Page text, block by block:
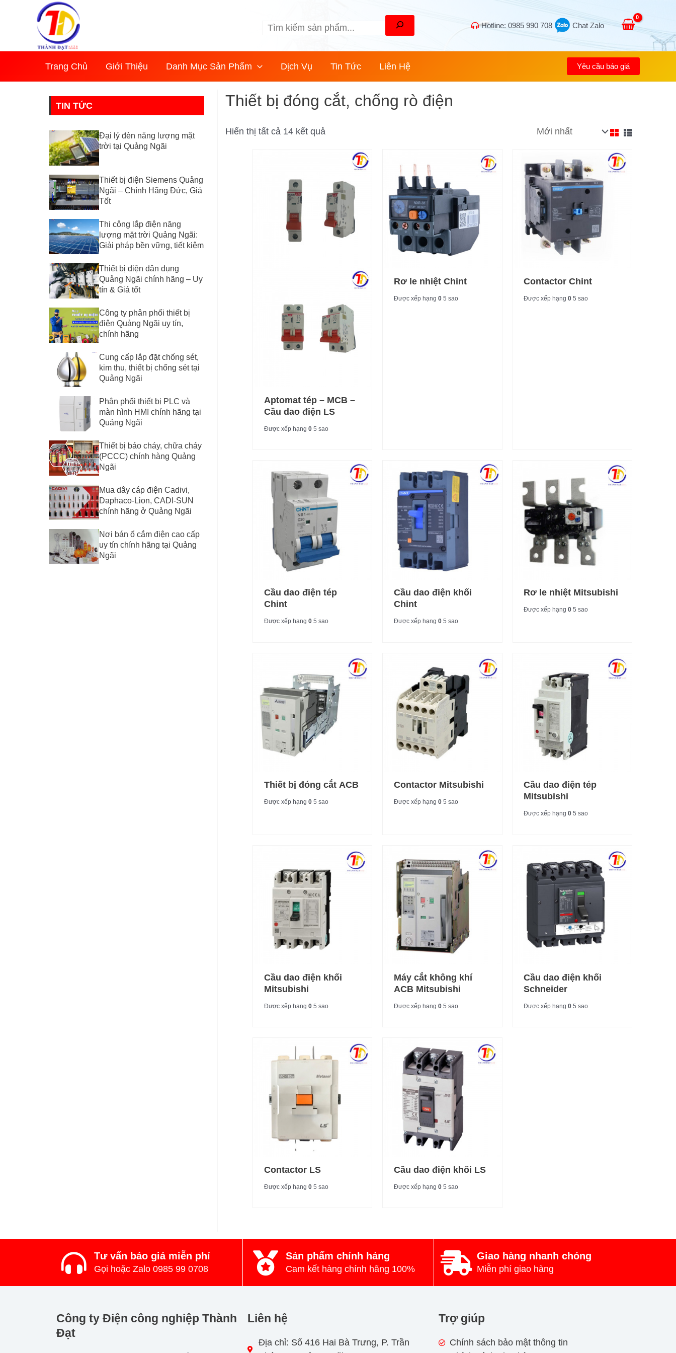
Hotline: 0985 990 708 Chat Zalo
Trang Chủ Giới Thiệu Danh Mục Sản Phẩm Dịch Vụ Tin Tức Liên Hệ Yêu cầu báo giá
TIN TỨC
Đại lý đèn năng lượng mặt
trời tại Quảng Ngãi
Thiết bị điện Siemens Quảng
Ngãi – Chính Hãng Đức, Giá
Tốt
Thi công lắp điện năng
lượng mặt trời Quảng Ngãi:
Giải pháp bền vững, tiết kiệm
Thiết bị điện dân dụng
Quảng Ngãi chính hãng – Uy
tín & Giá tốt
Công ty phân phối thiết bị
điện Quảng Ngãi uy tín,
chính hãng
Cung cấp lắp đặt chống sét,
kim thu, thiết bị chống sét tại
Quảng Ngãi
Phân phối thiết bị PLC và
màn hình HMI chính hãng tại
Quảng Ngãi
Thiết bị báo cháy, chữa cháy
(PCCC) chính hàng Quảng
Ngãi
Mua dây cáp điện Cadivi,
Daphaco-Lion, CADI-SUN
chính hãng ở Quảng Ngãi
Nơi bán ổ cắm điện cao cấp
uy tín chính hãng tại Quảng
Ngãi
Thiết bị đóng cắt, chống rò điện
Hiển thị tất cả 14 kết quả
xếp
mới
Aptomat tép – MCB –
Cầu dao điện LS
Được xếp hạng 05 sao
Rơ le nhiệt Chint
Được xếp hạng 05 sao
Contactor Chint
Được xếp hạng0 5 sao
Cầu dao điện tép
Chint
Được xếp hạng 05 sao
Cầu dao điện khối
Chint
Được xếp hạng 05 sao
Rơ le nhiệt Mitsubishi
Được xếp hạng0 5 sao
Thiết bị đóng cắt ACB
Được xếp hạng 05 sao
Contactor Mitsubishi
Được xếp hạng 05 sao
Cầu dao điện tép
Mitsubishi
Được xếp hạng0 5 sao
Cầu dao điện khối
Mitsubishi
Được xếp hạng 05 sao
Máy cắt không khí
ACB Mitsubishi
Được xếp hạng 05 sao
Cầu dao điện khối
Schneider
Được xếp hạng0 5 sao
Contactor LS
Được xếp hạng 05 sao
Cầu dao điện khối LS
Được xếp hạng 05 sao
Tư vấn báo giá miễn phí
Gọi hoặc Zalo 0985 99 0708
Sản phẩm chính hảng
Cam kết hàng chính hãng 100%
Giao hàng nhanh chóng
Miễn phí giao hàng
Công ty Điện công nghiệp Thành
Đạt
Liên hệ
Địa chỉ: Số 416 Hai Bà Trưng, P. Trần
Trợ giúp
Chính sách bảo mật thông tin